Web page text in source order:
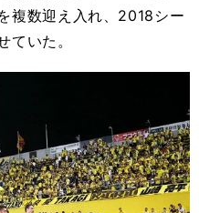
複数迎え入れ、2018シー
ていた。